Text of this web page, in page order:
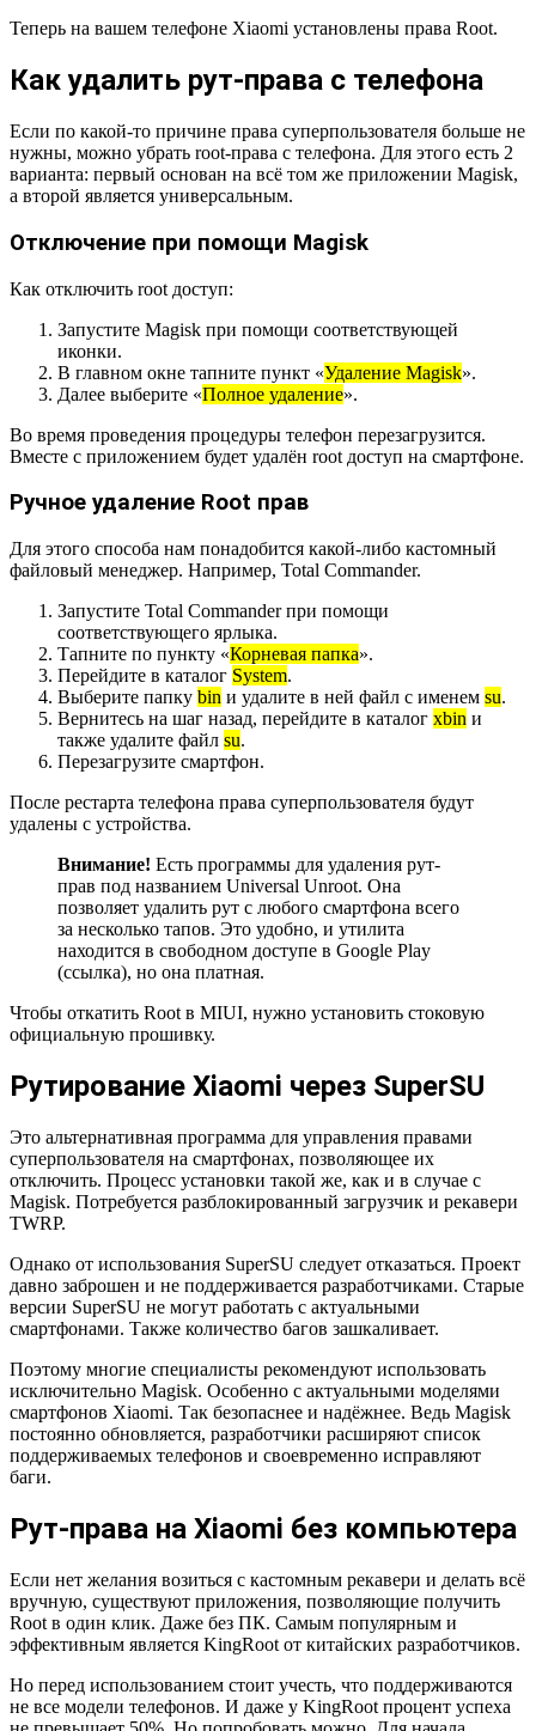
Теперь на вашем телефоне Xiaomi установлены права Root.
Как удалить рут-права с телефона
Если по какой-то причине права суперпользователя больше не
нужны, можно убрать root-права с телефона. Для этого есть 2
варианта: первый основан на всё том же приложении Magisk,
а второй является универсальным.
Отключение при помощи Magisk
Как отключить root доступ:
Запустите Magisk при помощи соответствующей
иконки.
В главном окне тапните пункт «Удаление Magisk».
Далее выберите «Полное удаление».
Во время проведения процедуры телефон перезагрузится.
Вместе с приложением будет удалён root доступ на смартфоне.
Ручное удаление Root прав
Для этого способа нам понадобится какой-либо кастомный
файловый менеджер. Например, Total Commander.
Запустите Total Commander при помощи
соответствующего ярлыка.
Тапните по пункту «Корневая папка».
Перейдите в каталог System.
Выберите папку bin и удалите в ней файл с именем su.
Вернитесь на шаг назад, перейдите в каталог xbin и
также удалите файл su.
Перезагрузите смартфон.
После рестарта телефона права суперпользователя будут
удалены с устройства.
Внимание! Есть программы для удаления рут-
прав под названием Universal Unroot. Она
позволяет удалить рут с любого смартфона всего
за несколько тапов. Это удобно, и утилита
находится в свободном доступе в Google Play
(ссылка), но она платная.
Чтобы откатить Root в MIUI, нужно установить стоковую
официальную прошивку.
Рутирование Xiaomi через SuperSU
Это альтернативная программа для управления правами
суперпользователя на смартфонах, позволяющее их
отключить. Процесс установки такой же, как и в случае с
Magisk. Потребуется разблокированный загрузчик и рекавери
TWRP.
Однако от использования SuperSU следует отказаться. Проект
давно заброшен и не поддерживается разработчиками. Старые
версии SuperSU не могут работать с актуальными
смартфонами. Также количество багов зашкаливает.
Поэтому многие специалисты рекомендуют использовать
исключительно Magisk. Особенно с актуальными моделями
смартфонов Xiaomi. Так безопаснее и надёжнее. Ведь Magisk
постоянно обновляется, разработчики расширяют список
поддерживаемых телефонов и своевременно исправляют
баги.
Рут-права на Xiaomi без компьютера
Если нет желания возиться с кастомным рекавери и делать всё
вручную, существуют приложения, позволяющие получить
Root в один клик. Даже без ПК. Самым популярным и
эффективным является KingRoot от китайских разработчиков.
Но перед использованием стоит учесть, что поддерживаются
не все модели телефонов. И даже у KingRoot процент успеха